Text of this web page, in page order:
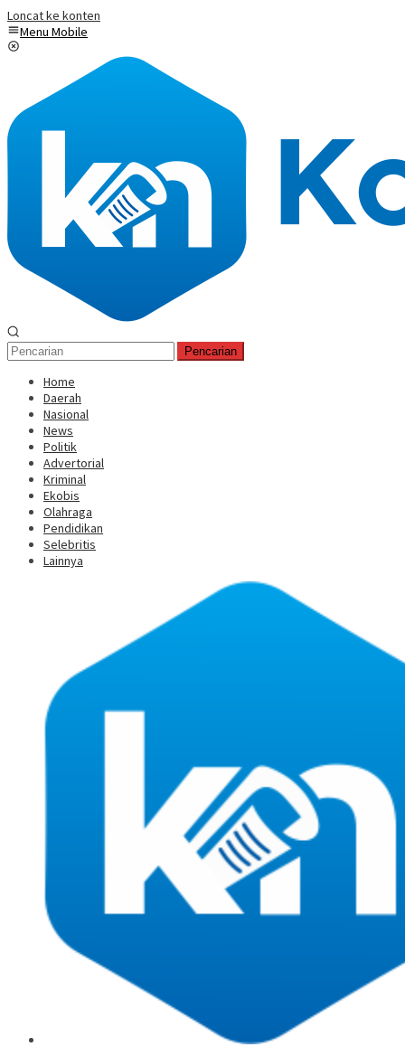
Loncat ke konten
Menu Mobile
Pencarian
Home
Daerah
Nasional
News
Politik
Advertorial
Kriminal
Ekobis
Olahraga
Pendidikan
Selebritis
Lainnya